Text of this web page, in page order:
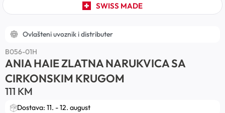
SWISS MADE
Ovlašteni uvoznik i distributer
B056-01H
ANIA HAIE ZLATNA NARUKVICA SA
CIRKONSKIM KRUGOM
111 KM
Dostava: 11. - 12. august